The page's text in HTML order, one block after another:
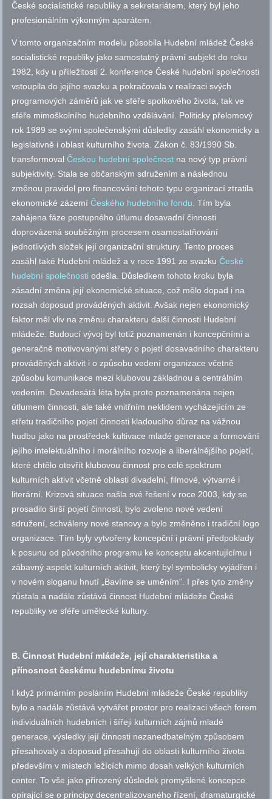
České socialistické republiky a sekretariátem, který byl jeho
profesionálním výkonným aparátem.
V tomto organizačním modelu působila Hudební mládež České
socialistické republiky jako samostatný právní subjekt do roku
1982, kdy u příležitosti 2. konference České hudební společnosti
vstoupila do jejího svazku a pokračovala v realizaci svých
programových záměrů jak ve sféře spolkového života, tak ve
sféře mimoškolního hudebního vzdělávání. Politicky přelomový
rok 1989 se svými společenskými důsledky zasáhl ekonomicky a
legislativně i oblast kulturního života. Zákonč. 83/1990 Sb.
transformovalČeskou hudební společnost na nový typ právní
subjektivity. Stala se občanským sdružením a následnou
změnou pravidel pro financování tohoto typu organizací ztratila
ekonomické zázemíČeského hudebního fondu. Tím byla
zahájena fáze postupného útlumu dosavadní činnosti
doprovázená souběžným procesem osamostatňování
jednotlivých složek její organizační struktury. Tento proces
zasáhl také Hudební mládež a v roce 1991 ze svazkuČeské
hudební společnosti odešla. Důsledkem tohoto kroku byla
zásadní změna její ekonomické situace, což mělo dopad i na
rozsah doposud prováděných aktivit. Avšak nejen ekonomický
faktor měl vliv na změnu charakteru další činnosti Hudební
mládeže. Budoucí vývoj byl totiž poznamenán i koncepčními a
generačně motivovanými střety o pojetí dosavadního charakteru
prováděných aktivit i o způsobu vedení organizace včetně
způsobu komunikace mezi klubovou základnou a centrálním
vedením. Devadesátá léta byla proto poznamenána nejen
útlumem činnosti, ale také vnitřním neklidem vycházejícím ze
střetu tradičního pojetí činnosti kladoucího důraz na vážnou
hudbu jako na prostředek kultivace mladé generace a formování
jejího intelektuálního i morálního rozvoje a liberálnějšího pojetí,
které chtělo otevřít klubovou činnost pro celé spektrum
kulturních aktivit včetně oblasti divadelní, filmové, výtvarné i
literární. Krizová situace našla své řešení v roce 2003, kdy se
prosadilo širší pojetí činnosti, bylo zvoleno nové vedení
sdružení, schváleny nové stanovy a bylo změněno i tradiční logo
organizace. Tím byly vytvořeny koncepční i právní předpoklady
k posunu od původního programu ke konceptu akcentujícímu i
zábavný aspekt kulturních aktivit, který byl symbolicky vyjádřen i
v novém sloganu hnutí „Bavíme se uměním“. I přes tyto změny
zůstala a nadále zůstává činnost Hudební mládeže České
republiky ve sféře umělecké kultury.
B. Činnost Hudební mládeže, její charakteristika a
přínosnost českému hudebnímu životu
I když primárním posláním Hudební mládeže České republiky
bylo a nadále zůstává vytvářet prostor pro realizaci všech forem
individuálních hudebních i šířeji kulturních zájmů mladé
generace, výsledky její činnosti nezanedbatelným způsobem
přesahovaly a doposud přesahují do oblasti kulturního života
především v místech ležících mimo dosah velkých kulturních
center. To vše jako přirozený důsledek promyšlené koncepce
opírající se o principy decentralizovaného řízení, dramaturgické